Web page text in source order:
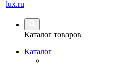
Каталог товаров
Каталог